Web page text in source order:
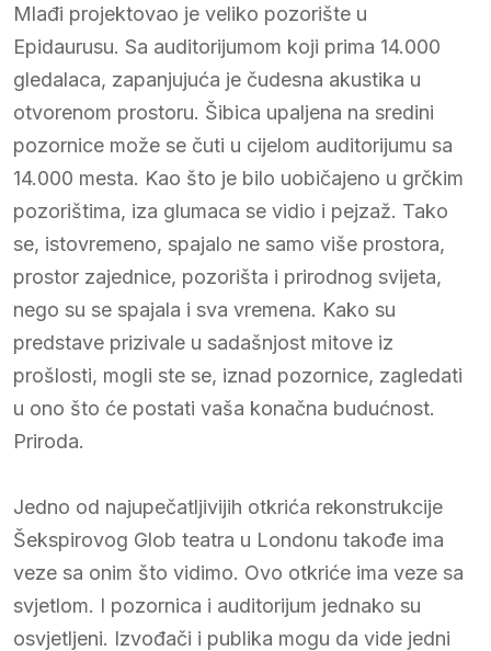
Mlađi projektovao je veliko pozorište u
Epidaurusu. Sa auditorijumom koji prima 14.000
gledalaca, zapanjujuća je čudesna akustika u
otvorenom prostoru. Šibica upaljena na sredini
pozornice može se čuti u cijelom auditorijumu sa
14.000 mesta. Kao što je bilo uobičajeno u grčkim
pozorištima, iza glumaca se vidio i pejzaž. Tako
se, istovremeno, spajalo ne samo više prostora,
prostor zajednice, pozorišta i prirodnog svijeta,
nego su se spajala i sva vremena. Kako su
predstave prizivale u sadašnjost mitove iz
prošlosti, mogli ste se, iznad pozornice, zagledati
u ono što će postati vaša konačna budućnost.
Priroda.
Jedno od najupečatljivijih otkrića rekonstrukcije
Šekspirovog Glob teatra u Londonu takođe ima
veze sa onim što vidimo. Ovo otkriće ima veze sa
svjetlom. I pozornica i auditorijum jednako su
osvjetljeni. Izvođači i publika mogu da vide jedni